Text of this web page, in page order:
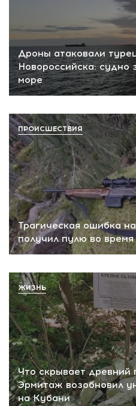
Дроны атаковали
Новороссийска: судно
море
Трагическая ошибка
получил пулю во
ПРОИСШЕСТВИЯ
Что скрывает древний
Эрмитаж возобновил
на Кубани
ЖИЗНЬ